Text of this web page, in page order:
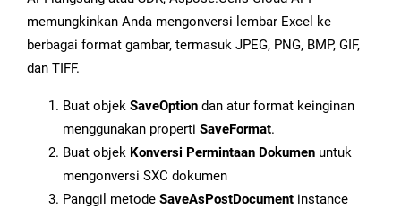
memungkinkan Anda mengonversi lembar Excel ke
berbagai format gambar, termasuk JPEG, PNG, BMP, GIF,
dan TIFF.
Buat objek SaveOption dan atur format keinginan
menggunakan properti SaveFormat.
Buat objek Konversi Permintaan Dokumen untuk
mengonversi SXC dokumen
Panggil metode SaveAsPostDocument instance